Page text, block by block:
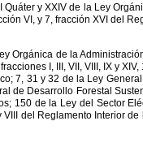
Quáter y XXIV de la Ley
VI, y 7, fracción XVI del
Orgánica de la
fracciones I, III, VII, VIII, IX y XIV,
7, 31 y 32 de la Ley General
de Desarrollo Forestal
150 de la Ley del Sector
VIII del Reglamento Interior de